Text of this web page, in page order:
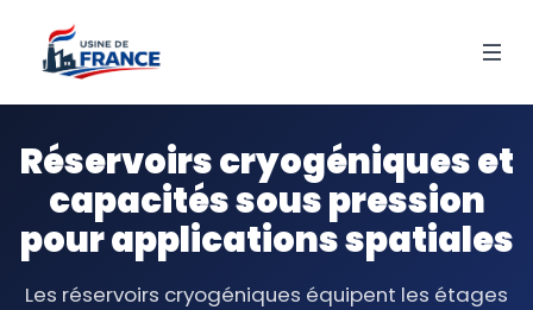
Réservoirs cryogéniques et
capacités sous pression
pour applications spatiales
Les réservoirs cryogéniques équipent les étages